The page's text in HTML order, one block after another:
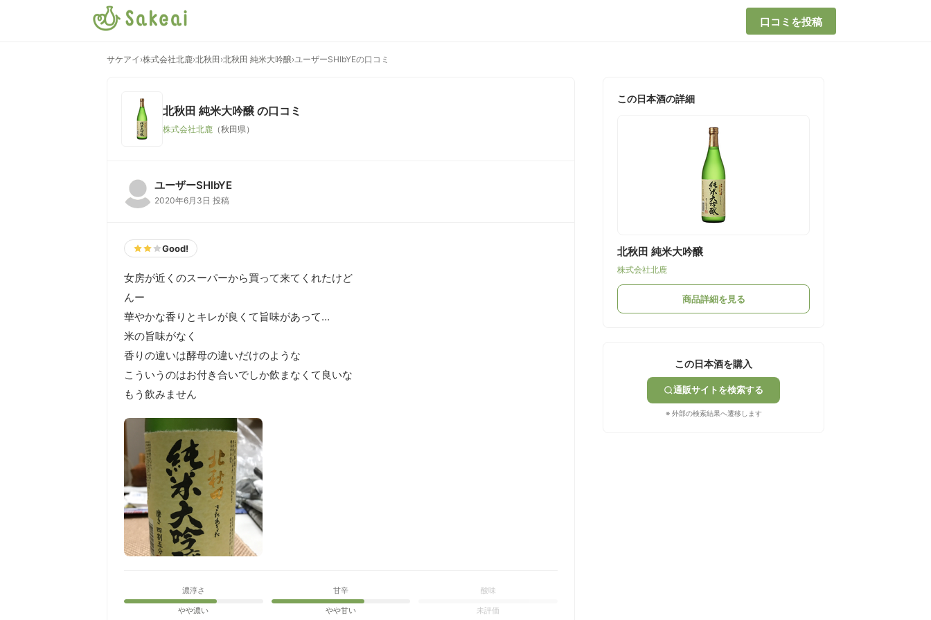
口コミを投稿
サケアイ ›株式会社北鹿›北秋田 ›北秋田 純米大吟醸›ユーザーSHlbYEの口コミ
北秋田 純米大吟醸 の口コミ
株式会社北鹿 （秋田県）
ユーザーSHlbYE
2020年6月3日 投稿
Good!
女房が近くのスーパーから買って来てくれたけど
んー
華やかな香りとキレが良くて旨味があって…
米の旨味がなく
香りの違いは酵母の違いだけのような
こういうのはお付き合いでしか飲まなくて良いな
もう飲みません
濃淳さ
やや濃い
甘辛
やや甘い
酸味
未評価
この日本酒の詳細
北秋田 純米大吟醸
株式会社北鹿
商品詳細を見る
この日本酒を購入
通販サイトを検索する
※ 外部の検索結果へ遷移します